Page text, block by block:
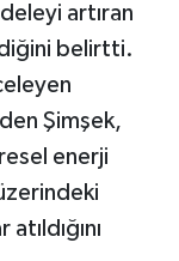
artıran
belirtti.
Şimşek,
enerji